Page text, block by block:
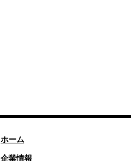
ホーム
企業情報